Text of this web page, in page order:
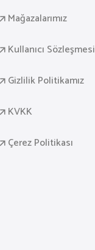
Mağazalarımız
Kullanıcı Sözleşmesi
Gizlilik Politikamız
KVKK
Çerez Politikası